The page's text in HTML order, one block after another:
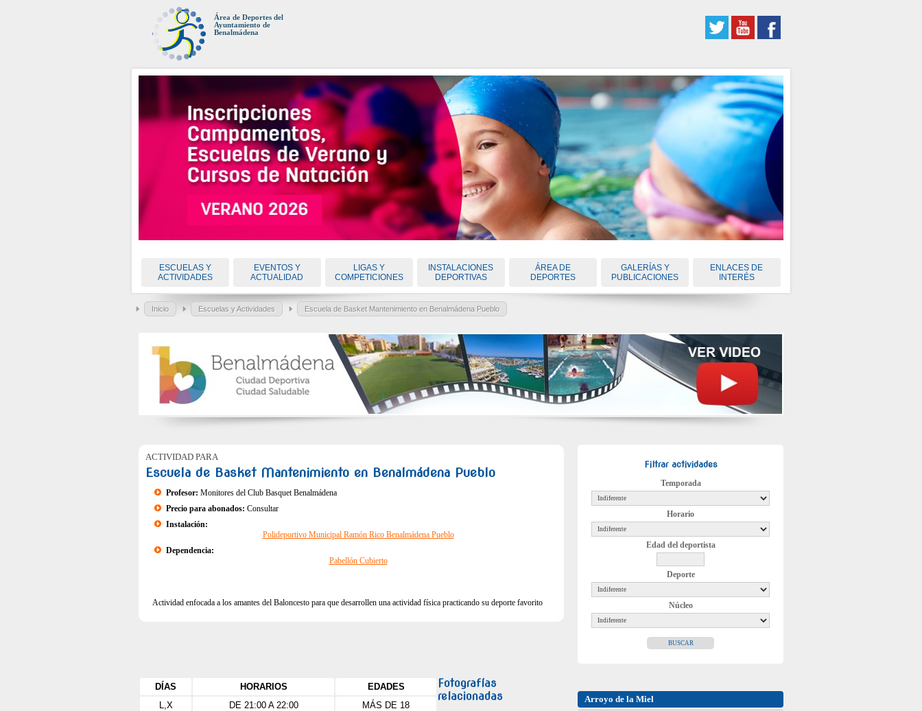
Área de Deportes del
Ayuntamiento de
Benalmádena
ESCUELAS Y
ACTIVIDADES
EVENTOS Y
ACTUALIDAD
LIGAS Y
COMPETICIONES
INSTALACIONES
DEPORTIVAS
ÁREA DE
DEPORTES
GALERÍAS Y
PUBLICACIONES
ENLACES DE
INTERÉS
Inicio Escuelas y Actividades Escuela de Basket Mantenimiento en Benalmádena Pueblo
ACTIVIDAD PARA
Escuela de Basket Mantenimiento en Benalmádena Pueblo
Profesor: Monitores del Club Basquet Benalmádena
Precio para abonados: Consultar
Instalación:
Polideportivo Municipal Ramón Rico Benalmádena Pueblo
Dependencia:
Pabellón Cubierto
Actividad enfocada a los amantes del Baloncesto para que desarrollen una actividad física practicando su deporte favorito
DÍAS HORARIOS
EDADES
L,X
DE 21:00 A 22:00 MÁS DE 18
Fotografías
relacionadas
Filtrar actividades
Temporada
Horario
Edad del deportista
Deporte
Núcleo
Arroyo de la Miel